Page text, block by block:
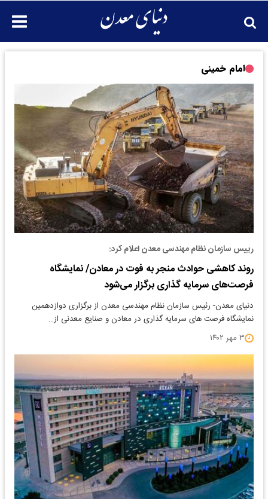
امام خمینی
رییس سازمان نظام مهندسی معدن اعلام کرد:
روند کاهشی حوادث منجر به فوت در معادن/ نمایشگاه
فرصت‌های سرمایه گذاری برگزار می‌شود
دنیای معدن- رئیس سازمان نظام مهندسی معدن از برگزاری دوازدهمین
نمایشگاه فرصت های سرمایه گذاری در معادن و صنایع معدنی از…
۳ مهر ۱۴۰۲